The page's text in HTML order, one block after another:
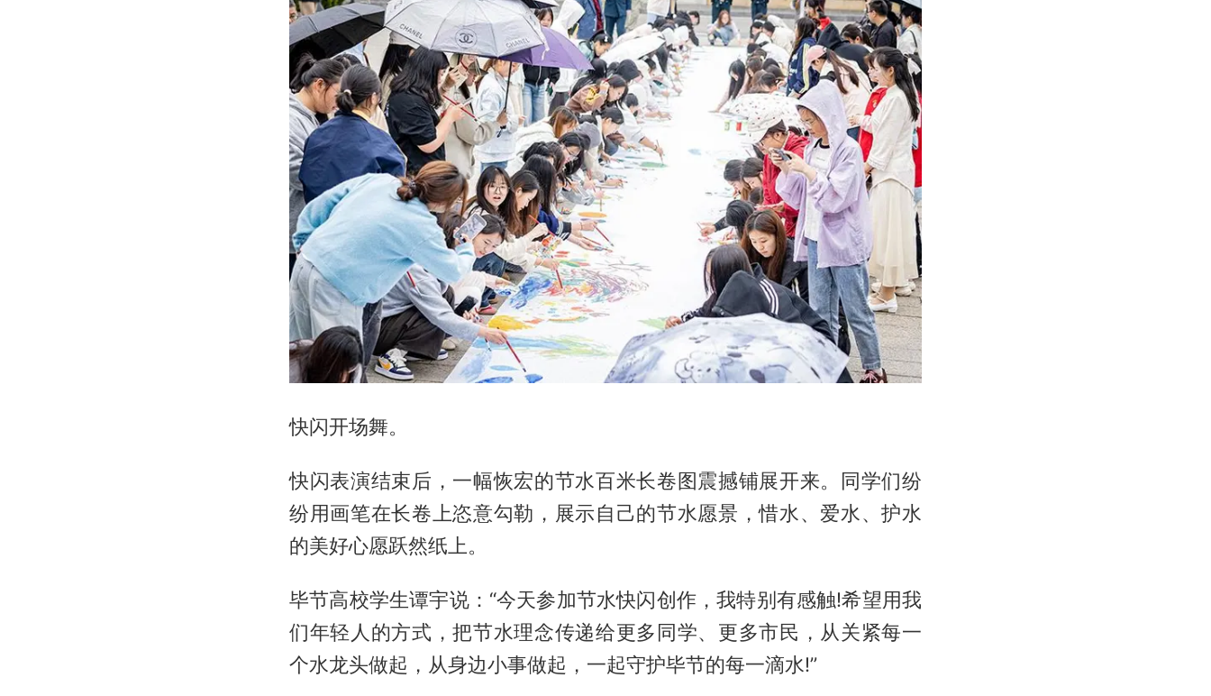
快闪开场舞。
快闪表演结束后，一幅恢宏的节水百米长卷图震撼铺展开来。同学们纷
纷用画笔在长卷上恣意勾勒，展示自己的节水愿景，惜水、爱水、护水
的美好心愿跃然纸上。
毕节高校学生谭宇说：“今天参加节水快闪创作，我特别有感触!希望用我
们年轻人的方式，把节水理念传递给更多同学、更多市民，从关紧每一
个水龙头做起，从身边小事做起，一起守护毕节的每一滴水!”